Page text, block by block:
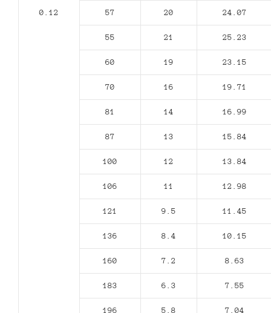
0.12 57 20 24.07
55 21 25.23
60 19 23.15
70 16 19.71
81 14 16.99
87 13 15.84
100 12 13.84
106 11 12.98
121 9.5 11.45
136 8.4 10.15
160 7.2 8.63
183 6.3 7.55
196 5.8 7.04